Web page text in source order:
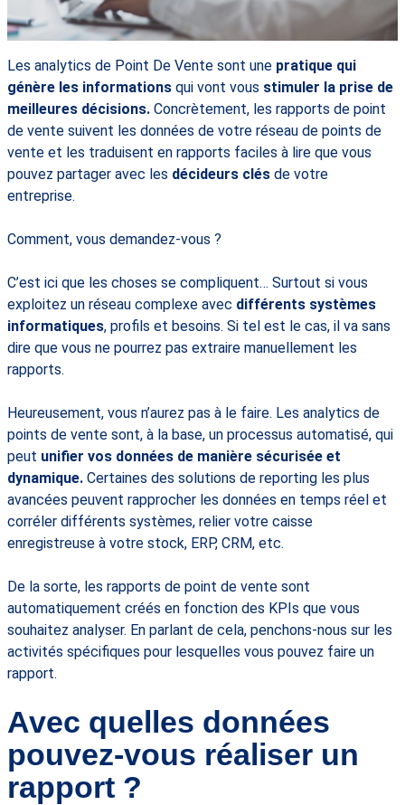
Les analytics de Point De Vente sont une pratique qui
génère les informations qui vont vous stimuler la prise de
meilleures décisions. Concrètement, les rapports de point
de vente suivent les données de votre réseau de points de
vente et les traduisent en rapports faciles à lire que vous
pouvez partager avec les décideurs clés de votre
entreprise.
Comment, vous demandez-vous ?
C’est ici que les choses se compliquent… Surtout si vous
exploitez un réseau complexe avec différents systèmes
informatiques, profils et besoins. Si tel est le cas, il va sans
dire que vous ne pourrez pas extraire manuellement les
rapports.
Heureusement, vous n’aurez pas à le faire. Les analytics de
points de vente sont, à la base, un processus automatisé, qui
peut unifier vos données de manière sécurisée et
dynamique. Certaines des solutions de reporting les plus
avancées peuvent rapprocher les données en temps réel et
corréler différents systèmes, relier votre caisse
enregistreuse à votre stock, ERP, CRM, etc.
De la sorte, les rapports de point de vente sont
automatiquement créés en fonction des KPIs que vous
souhaitez analyser. En parlant de cela, penchons-nous sur les
activités spécifiques pour lesquelles vous pouvez faire un
rapport.
Avec quelles données
pouvez-vous réaliser un
rapport ?